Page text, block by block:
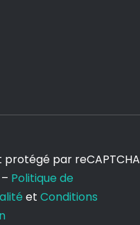
protégé par reCAPTCHA
Politique de
et Conditions